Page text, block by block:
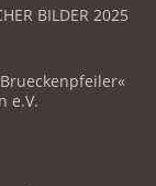
BILDER 2025
e.V.